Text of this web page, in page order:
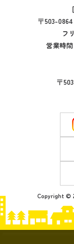
〒503-
フ
営業時
〒
Copyright ©